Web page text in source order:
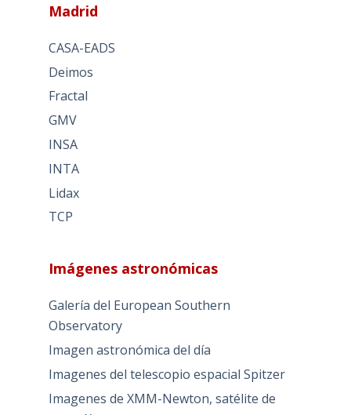
Madrid
CASA-EADS
Deimos
Fractal
GMV
INSA
INTA
Lidax
TCP
Imágenes astronómicas
Galería del European Southern
Observatory
Imagen astronómica del día
Imagenes del telescopio espacial Spitzer
Imagenes de XMM-Newton, satélite de